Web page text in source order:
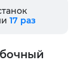
17 раз